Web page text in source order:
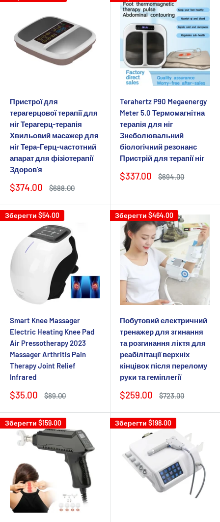
Пристрої для
терагерцової терапії для
ніг Терагерц-терапія
Хвильовий масажер для
ніг Тера-Герц-частотний
апарат для фізіотерапії
Здоров'я
Ціна
$374.00
Звичайна
$688.00
Terahertz P90 Megaenergy
Meter 5.0 Термомагнітна
терапія для ніг
Знеболювальний
біологічний резонанс
Пристрій для терапії ніг
Ціна
$337.00
Звичайна
$694.00
Зберегти $54.00
Smart Knee Massager
Electric Heating Knee Pad
Air Pressotherapy 2023
Massager Arthritis Pain
Therapy Joint Relief
Infrared
Ціна
$35.00
Звичайна
$89.00
Зберегти $464.00
Побутовий електричний
тренажер для згинання
та розгинання ліктя для
реабілітації верхніх
кінцівок після перелому
руки та геміплегії
Ціна
$259.00
Звичайна
$723.00
Зберегти $159.00 Зберегти $198.00